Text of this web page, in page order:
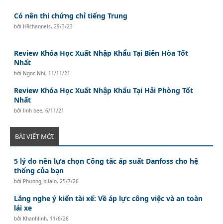
Có nên thi chứng chỉ tiếng Trung
bởi HRchannels, 29/3/23
Review Khóa Học Xuất Nhập Khẩu Tại Biên Hòa Tốt
Nhất
bởi Ngọc Nhi, 11/11/21
Review Khóa Học Xuất Nhập Khẩu Tại Hải Phòng Tốt
Nhất
bởilinh bee,6/11/21
BÀI VIẾT MỚI
5 lý do nên lựa chọn Công tắc áp suất Danfoss cho hệ
thống của bạn
bởi Phương_bilalo, 25/7/26
Lắng nghe ý kiến tài xế: Về áp lực công việc và an toàn
lái xe
bởi Khanhlinh, 11/6/26